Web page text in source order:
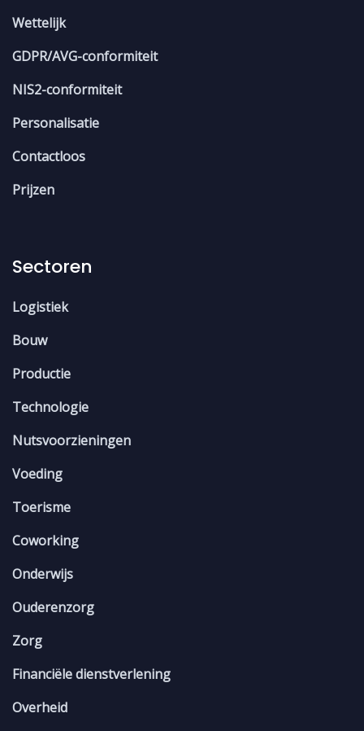
Wettelijk
GDPR/AVG-conformiteit
NIS2-conformiteit
Personalisatie
Contactloos
Prijzen
Sectoren
Logistiek
Bouw
Productie
Technologie
Nutsvoorzieningen
Voeding
Toerisme
Coworking
Onderwijs
Ouderenzorg
Zorg
Financiële dienstverlening
Overheid